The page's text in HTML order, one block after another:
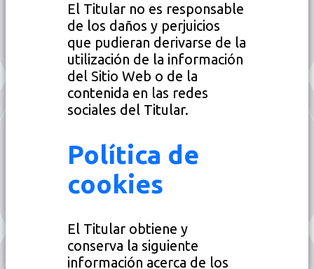
El Titular no es responsable
de los daños y perjuicios
que pudieran derivarse de la
utilización de la información
del Sitio Web o de la
contenida en las redes
sociales del Titular.
Política de
cookies
El Titular obtiene y
conserva la siguiente
información acerca de los